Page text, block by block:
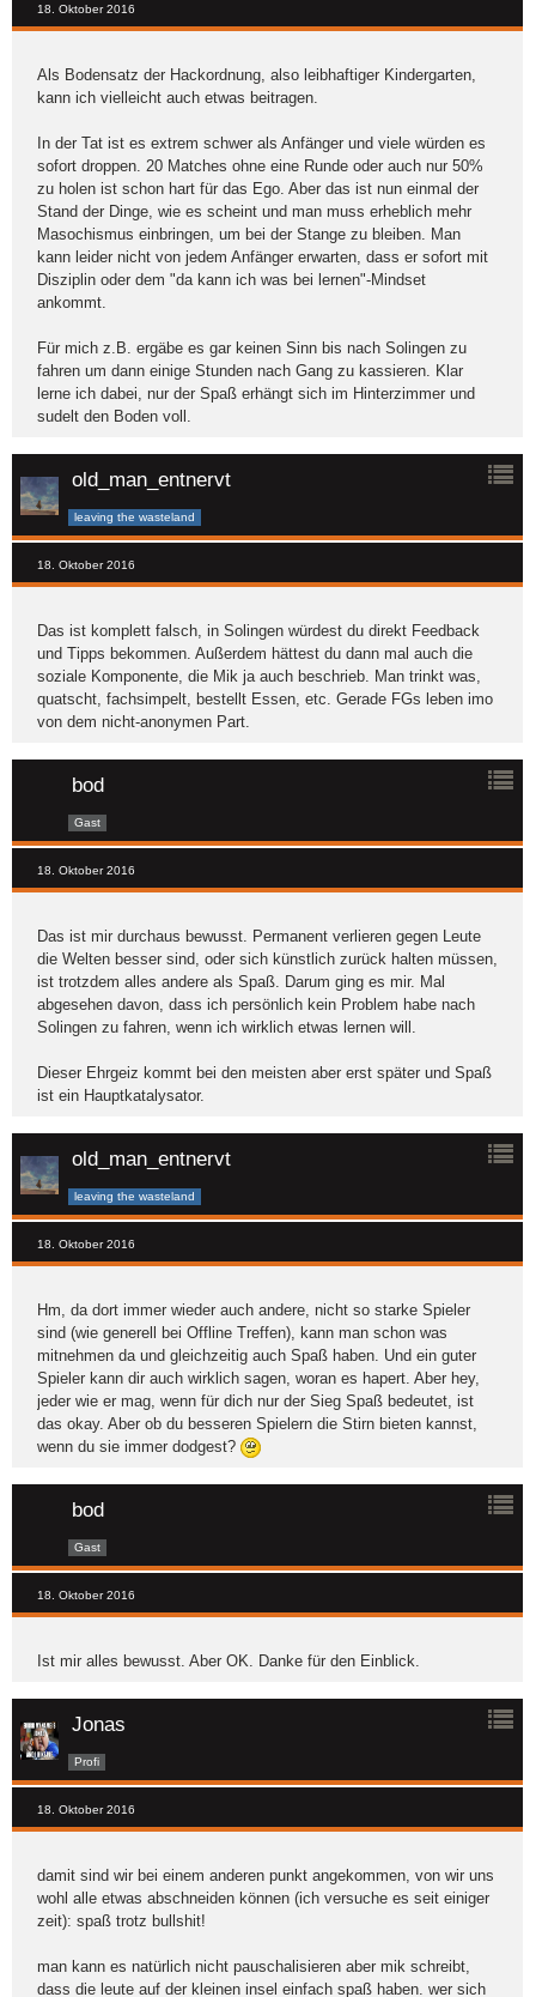
18. Oktober 2016
Als Bodensatz der Hackordnung, also leibhaftiger Kindergarten,
kann ich vielleicht auch etwas beitragen.
In der Tat ist es extrem schwer als Anfänger und viele würden es
sofort droppen. 20 Matches ohne eine Runde oder auch nur 50%
zu holen ist schon hart für das Ego. Aber das ist nun einmal der
Stand der Dinge, wie es scheint und man muss erheblich mehr
Masochismus einbringen, um bei der Stange zu bleiben. Man
kann leider nicht von jedem Anfänger erwarten, dass er sofort mit
Disziplin oder dem "da kann ich was bei lernen"-Mindset
ankommt.
Für mich z.B. ergäbe es gar keinen Sinn bis nach Solingen zu
fahren um dann einige Stunden nach Gang zu kassieren. Klar
lerne ich dabei, nur der Spaß erhängt sich im Hinterzimmer und
sudelt den Boden voll.
old_man_entnervt
leaving the wasteland
18. Oktober 2016
Das ist komplett falsch, in Solingen würdest du direkt Feedback
und Tipps bekommen. Außerdem hättest du dann mal auch die
soziale Komponente, die Mik ja auch beschrieb. Man trinkt was,
quatscht, fachsimpelt, bestellt Essen, etc. Gerade FGs leben imo
von dem nicht-anonymen Part.
bod
Gast
18. Oktober 2016
Das ist mir durchaus bewusst. Permanent verlieren gegen Leute
die Welten besser sind, oder sich künstlich zurück halten müssen,
ist trotzdem alles andere als Spaß. Darum ging es mir. Mal
abgesehen davon, dass ich persönlich kein Problem habe nach
Solingen zu fahren, wenn ich wirklich etwas lernen will.
Dieser Ehrgeiz kommt bei den meisten aber erst später und Spaß
ist ein Hauptkatalysator.
old_man_entnervt
leaving the wasteland
18. Oktober 2016
Hm, da dort immer wieder auch andere, nicht so starke Spieler
sind (wie generell bei Offline Treffen), kann man schon was
mitnehmen da und gleichzeitig auch Spaß haben. Und ein guter
Spieler kann dir auch wirklich sagen, woran es hapert. Aber hey,
jeder wie er mag, wenn für dich nur der Sieg Spaß bedeutet, ist
das okay. Aber ob du besseren Spielern die Stirn bieten kannst,
wenn du sie immer dodgest?
bod
Gast
18. Oktober 2016
Ist mir alles bewusst. Aber OK. Danke für den Einblick.
Jonas
Profi
18. Oktober 2016
damit sind wir bei einem anderen punkt angekommen, von wir uns
wohl alle etwas abschneiden können (ich versuche es seit einiger
zeit): spaß trotz bullshit!
man kann es natürlich nicht pauschalisieren aber mik schreibt,
dass die leute auf der kleinen insel einfach spaß haben. wer sich